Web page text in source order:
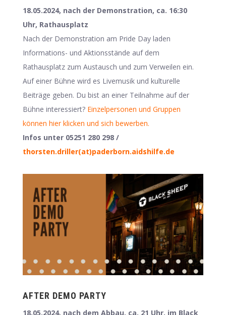
18.05.2024, nach der Demonstration, ca. 16:30
Uhr, Rathausplatz
Nach der Demonstration am Pride Day laden
Informations- und Aktionsstände auf dem
Rathausplatz zum Austausch und zum Verweilen ein.
Auf einer Bühne wird es Livemusik und kulturelle
Beiträge geben. Du bist an einer Teilnahme auf der
Bühne interessiert? Einzelpersonen und Gruppen
können hier klicken und sich bewerben.
Infos unter 05251 280 298 /
thorsten.driller(at)paderborn.aidshilfe.de
AFTER DEMO PARTY
18.05.2024, nach dem Abbau, ca. 21 Uhr, im Black